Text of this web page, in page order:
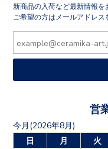
新商品の入荷など最新情報を
ご希望の方はメールアドレス
営
今月(2026年8月)
日
月 火